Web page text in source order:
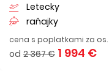
Letecky
raňajky
cena s poplatkami za os.
od 2 367 € 1 994 €